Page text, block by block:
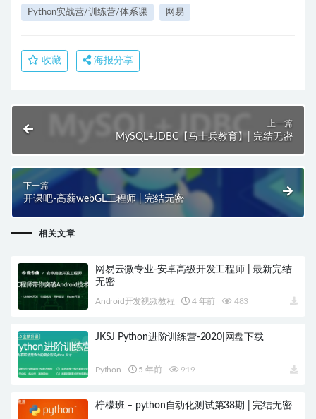
Python实战营/训练营/体系课 网易
收藏 海报分享
上一篇
MySQL+JDBC【马士兵教育】| 完结无密
下一篇
开课吧-高薪webGL工程师 | 完结无密
相关文章
网易云微专业-安卓高级开发工程师 | 最新完结
无密
Android开发视频教程 4 年前 483
JKSJ Python进阶训练营-2020|网盘下载
Python 5 年前 919
柠檬班 – python自动化测试第38期 | 完结无密